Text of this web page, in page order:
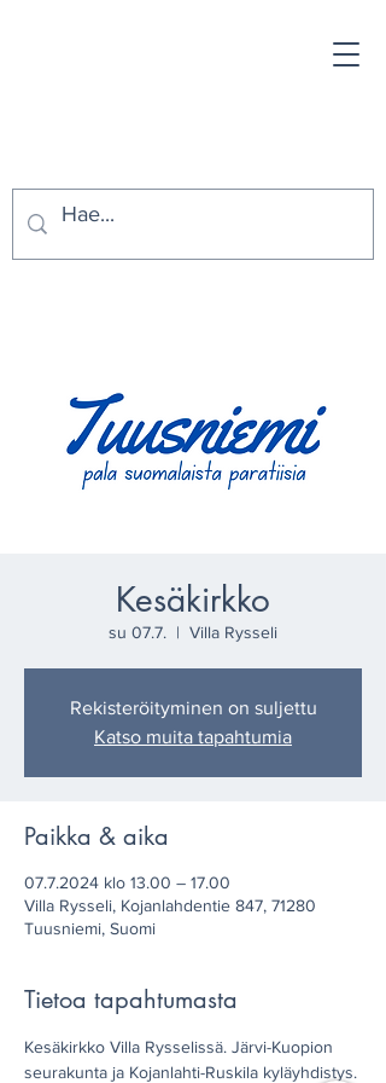
Kesäkirkko
su 07.7.
  |
Villa Rysseli
Rekisteröityminen on suljettu
Katso muita tapahtumia
Paikka & aika
07.7.2024 klo 13.00 – 17.00
Villa Rysseli, Kojanlahdentie 847, 71280
Tuusniemi, Suomi
Tietoa tapahtumasta
Kesäkirkko Villa Rysselissä. Järvi-Kuopion
seurakunta ja Kojanlahti-Ruskila kyläyhdistys.